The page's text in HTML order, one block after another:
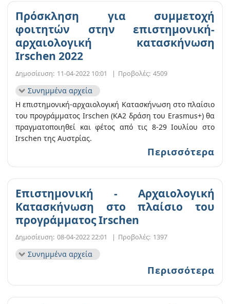
Πρόσκληση για συμμετοχή
φοιτητών στην επιστημονική-
αρχαιολογική κατασκήνωση
Irschen 2022
Δημοσίευση: 11-04-2022 10:01 | Προβολές: 4509
Συνημμένα αρχεία
Η επιστημονική-αρχαιολογική Κατασκήνωση στο πλαίσιο
του προγράμματος Irschen (KA2 δράση του Erasmus+) θα
πραγματοποιηθεί και φέτος από τις 8-29 Ιουλίου στο
Irschen της Αυστρίας.
Περισσότερα
Επιστημονική - Αρχαιολογική
Κατασκήνωση στο πλαίσιο του
προγράμματος Irschen
Δημοσίευση: 08-04-2022 22:01 | Προβολές: 1397
Συνημμένα αρχεία
Περισσότερα